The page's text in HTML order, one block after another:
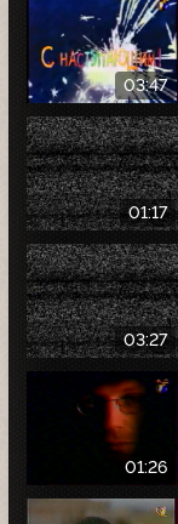
03:47
01:17
03:27
01:26